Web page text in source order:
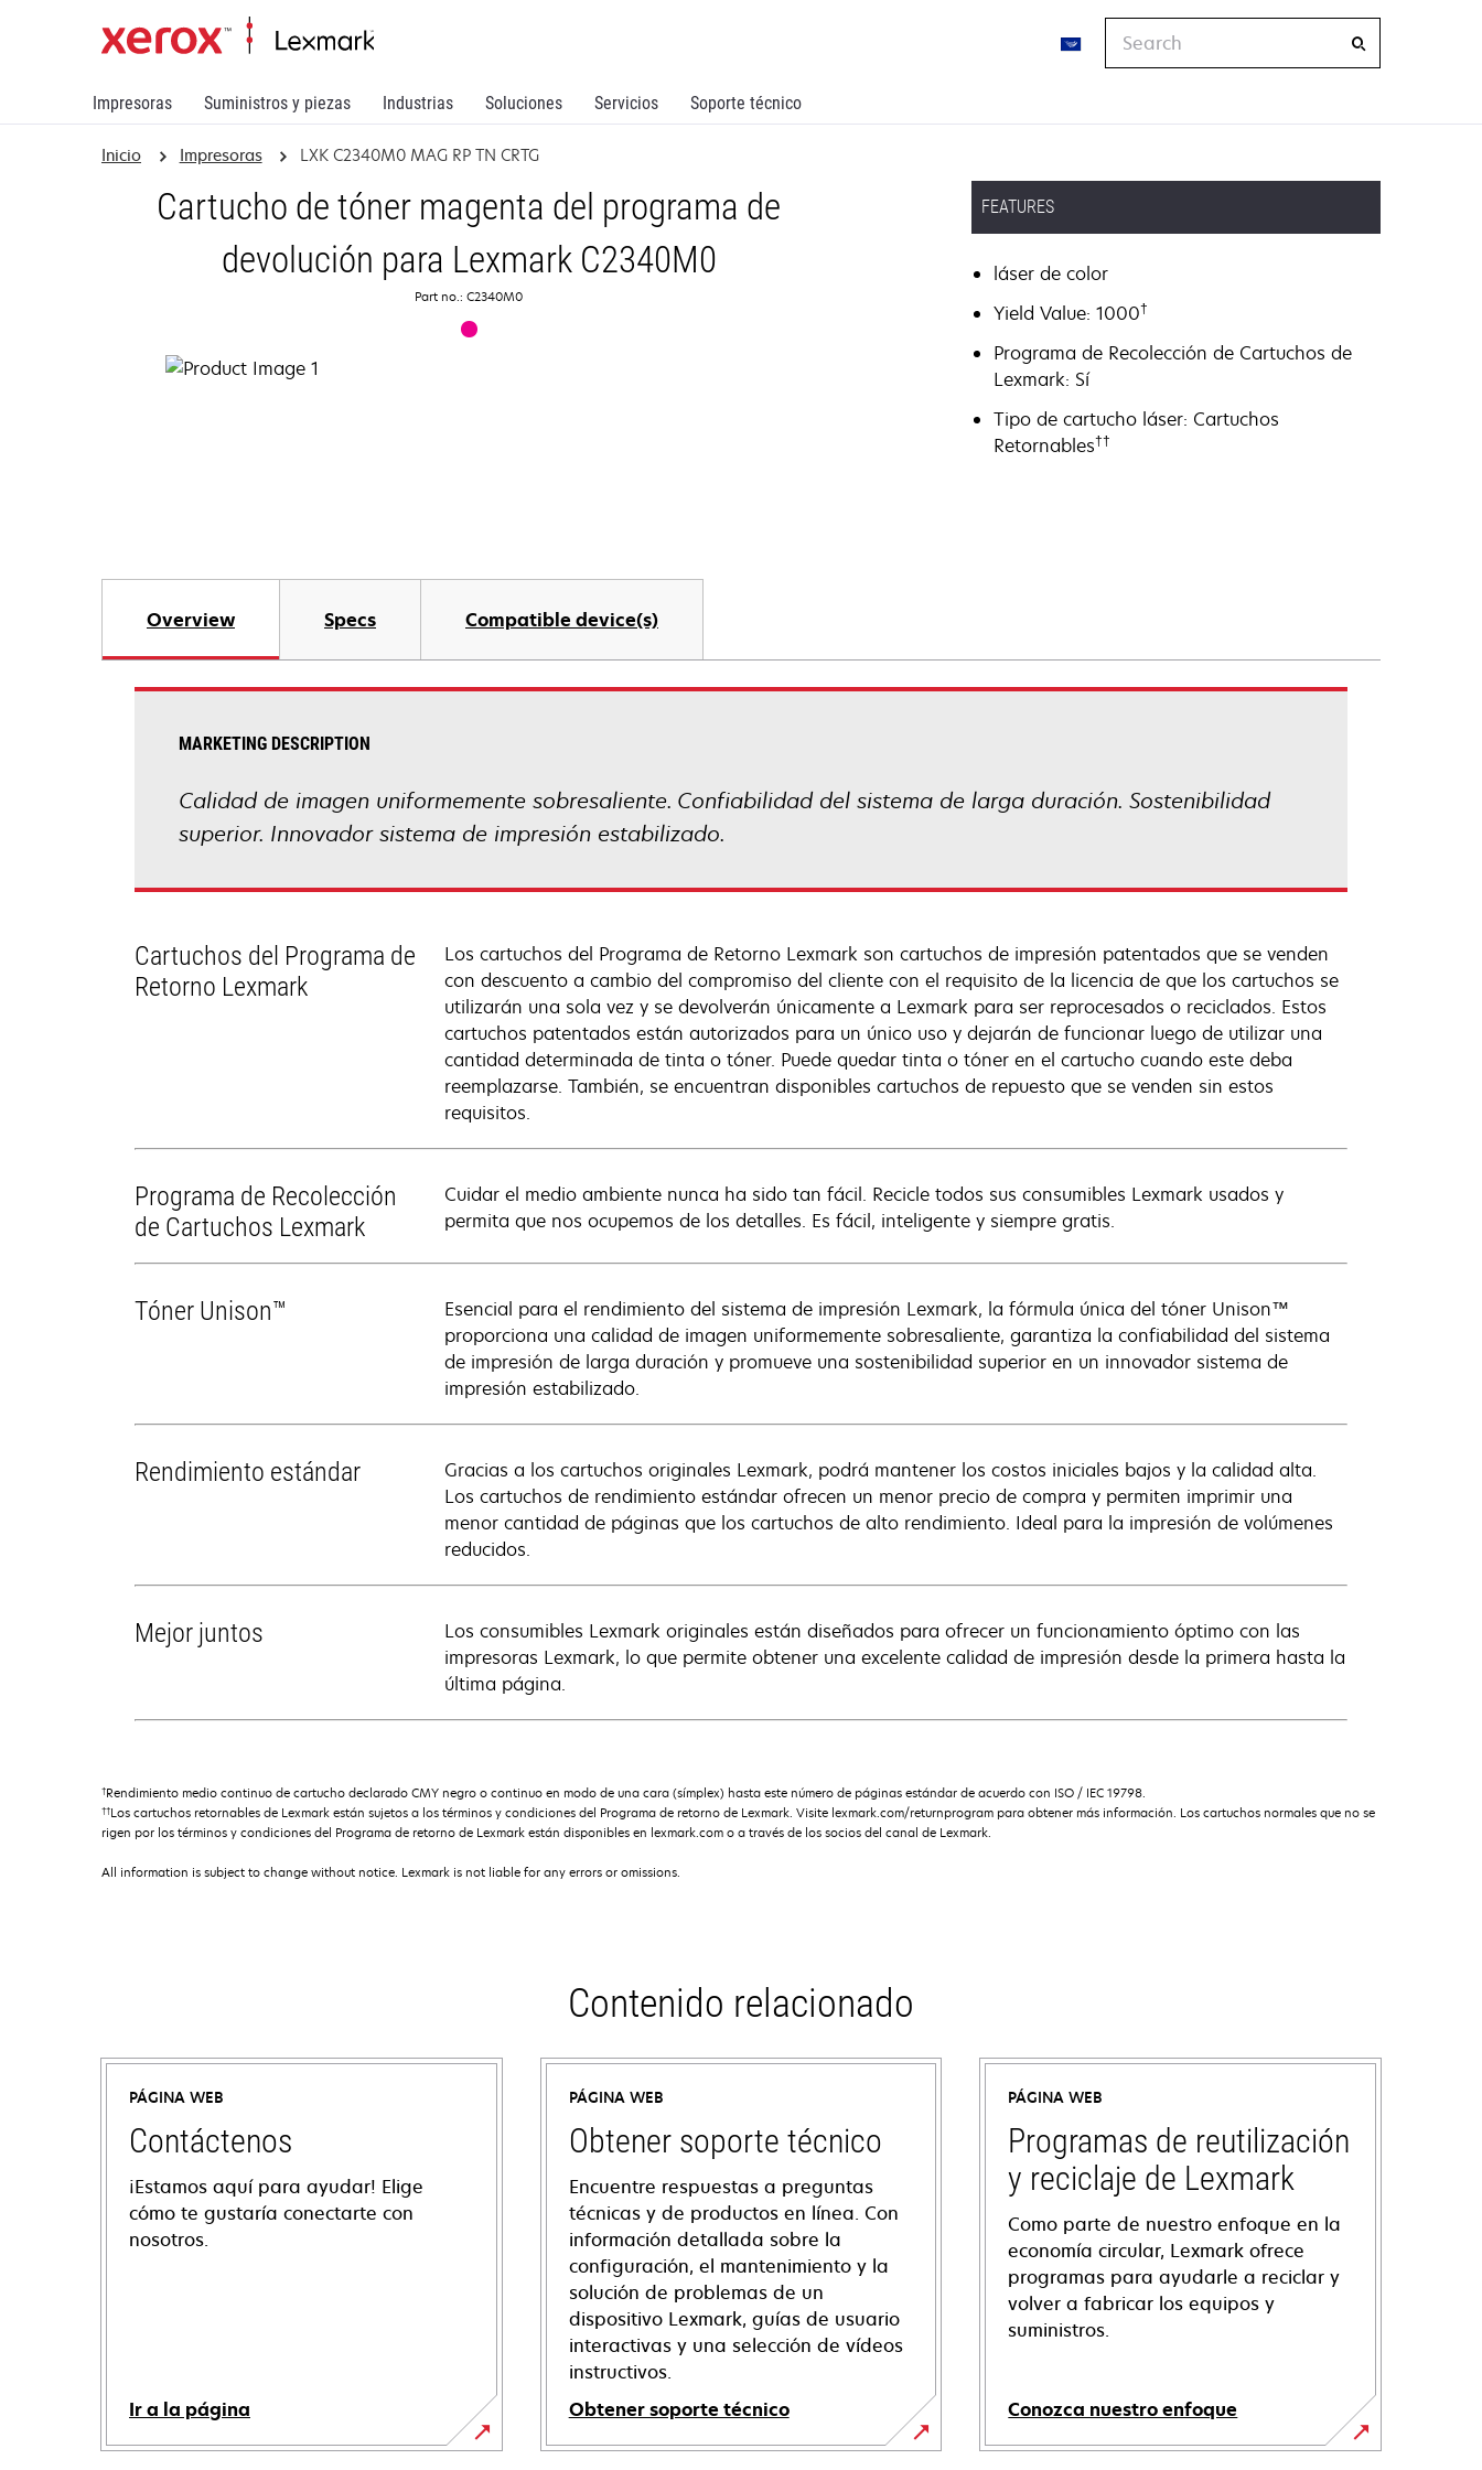
Impresoras Suministros y piezas Industrias Soluciones Servicios Soporte técnico
Inicio Impresoras LXK C2340M0 MAG RP TN CRTG
Cartucho de tóner magenta del programa de
devolución para Lexmark C2340M0
Part no.: C2340M0
FEATURES
láser de color
Yield Value: 1000†
Programa de Recolección de Cartuchos de
Lexmark: Sí
Tipo de cartucho láser: Cartuchos
Retornables††
Overview Specs Compatible device(s)
MARKETING DESCRIPTION
Calidad de imagen uniformemente sobresaliente. Confiabilidad del sistema de larga duración. Sostenibilidad
superior. Innovador sistema de impresión estabilizado.
Cartuchos del Programa de
Retorno Lexmark
Los cartuchos del Programa de Retorno Lexmark son cartuchos de impresión patentados que se venden
con descuento a cambio del compromiso del cliente con el requisito de la licencia de que los cartuchos se
utilizarán una sola vez y se devolverán únicamente a Lexmark para ser reprocesados o reciclados. Estos
cartuchos patentados están autorizados para un único uso y dejarán de funcionar luego de utilizar una
cantidad determinada de tinta o tóner. Puede quedar tinta o tóner en el cartucho cuando este deba
reemplazarse. También, se encuentran disponibles cartuchos de repuesto que se venden sin estos
requisitos.
Programa de Recolección
de Cartuchos Lexmark
Cuidar el medio ambiente nunca ha sido tan fácil. Recicle todos sus consumibles Lexmark usados y
permita que nos ocupemos de los detalles. Es fácil, inteligente y siempre gratis.
Tóner Unison™
Esencial para el rendimiento del sistema de impresión Lexmark, la fórmula única del tóner Unison™
proporciona una calidad de imagen uniformemente sobresaliente, garantiza la confiabilidad del sistema
de impresión de larga duración y promueve una sostenibilidad superior en un innovador sistema de
impresión estabilizado.
Rendimiento estándar
Gracias a los cartuchos originales Lexmark, podrá mantener los costos iniciales bajos y la calidad alta.
Los cartuchos de rendimiento estándar ofrecen un menor precio de compra y permiten imprimir una
menor cantidad de páginas que los cartuchos de alto rendimiento. Ideal para la impresión de volúmenes
reducidos.
Mejor juntos
Los consumibles Lexmark originales están diseñados para ofrecer un funcionamiento óptimo con las
impresoras Lexmark, lo que permite obtener una excelente calidad de impresión desde la primera hasta la
última página.
†Rendimiento medio continuo de cartucho declarado CMY negro o continuo en modo de una cara (símplex) hasta este número de páginas estándar de acuerdo con ISO / IEC 19798.
††Los cartuchos retornables de Lexmark están sujetos a los términos y condiciones del Programa de retorno de Lexmark. Visite lexmark.com/returnprogram para obtener más información. Los cartuchos normales que no se
rigen por los términos y condiciones del Programa de retorno de Lexmark están disponibles en lexmark.com o a través de los socios del canal de Lexmark.
All information is subject to change without notice. Lexmark is not liable for any errors or omissions.
Contenido relacionado
PÁGINA WEB
Contáctenos
¡Estamos aquí para ayudar! Elige
cómo te gustaría conectarte con
nosotros.
Ir a la página
PÁGINA WEB
Obtener soporte técnico
Encuentre respuestas a preguntas
técnicas y de productos en línea. Con
información detallada sobre la
configuración, el mantenimiento y la
solución de problemas de un
dispositivo Lexmark, guías de usuario
interactivas y una selección de vídeos
instructivos.
Obtener soporte técnico
opens
PÁGINA WEB
Programas de reutilización
y reciclaje de Lexmark
Como parte de nuestro enfoque en la
economía circular, Lexmark ofrece
programas para ayudarle a reciclar y
volver a fabricar los equipos y
suministros.
Conozca nuestro enfoque